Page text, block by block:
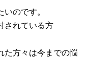
のです。
されている方
た方々は今までの悩